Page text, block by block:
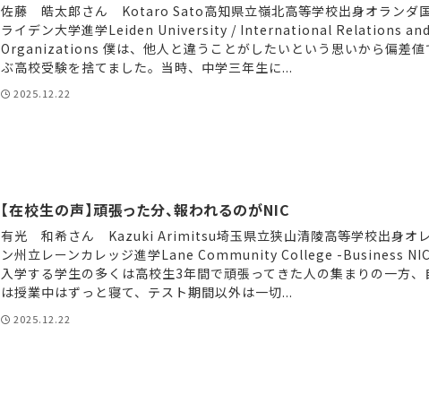
佐藤 皓太郎さん Kotaro Sato高知県立嶺北高等学校出身オランダ
ライデン大学進学Leiden University / International Relations and
Organizations 僕は、他人と違うことがしたいという思いから偏差値
ぶ高校受験を捨てました。当時、中学三年生に...
2025.12.22
【在校生の声】頑張った分、報われるのがNIC
有光 和希さん Kazuki Arimitsu埼玉県立狭山清陵高等学校出身オ
ン州立レーンカレッジ進学Lane Community College -Business
入学する学生の多くは高校生3年間で頑張ってきた人の集まりの一方、
は授業中はずっと寝て、テスト期間以外は一切...
2025.12.22